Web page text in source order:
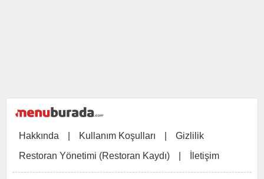
Hakkında Kullanım Koşulları
Gizlilik
Restoran Yönetimi (Restoran Kaydı)
İletişim